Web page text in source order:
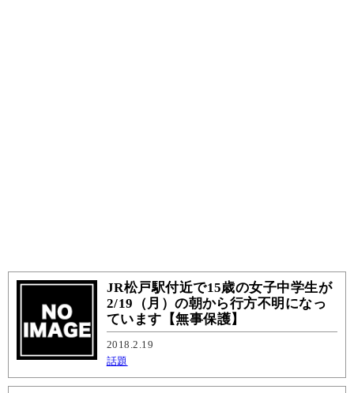
JR松戸駅付近で15歳の女子中学生が
2/19（月）の朝から行方不明になっ
ています【無事保護】
2018.2.19
話題